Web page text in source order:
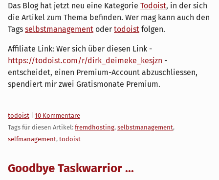
Das Blog hat jetzt neu eine Kategorie Todoist, in der sich
die Artikel zum Thema befinden. Wer mag kann auch den
Tags selbstmanagement oder todoist folgen.
Affiliate Link: Wer sich über diesen Link -
https://todoist.com/r/dirk_deimeke_kesjzn -
entscheidet, einen Premium-Account abzuschliessen,
spendiert mir zwei Gratismonate Premium.
Kategorien:
todoist
10 Kommentare
Tags für diesen Artikel: fremdhosting, selbstmanagement,
selfmanagement, todoist
Goodbye Taskwarrior ...